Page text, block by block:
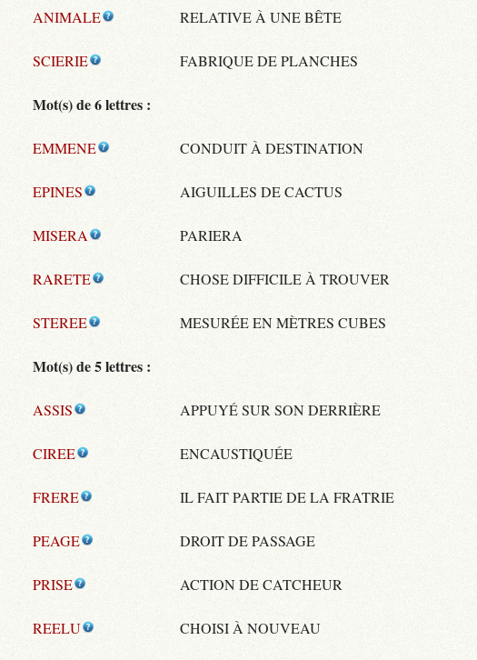
ANIMALE RELATIVE À UNE BÊTE
SCIERIE FABRIQUE DE PLANCHES
Mot(s) de 6 lettres :
EMMENE CONDUIT À DESTINATION
EPINES AIGUILLES DE CACTUS
MISERA PARIERA
RARETE CHOSE DIFFICILE À TROUVER
STEREE MESURÉE EN MÈTRES CUBES
Mot(s) de 5 lettres :
ASSIS APPUYÉ SUR SON DERRIÈRE
CIREE ENCAUSTIQUÉE
FRERE IL FAIT PARTIE DE LA FRATRIE
PEAGE DROIT DE PASSAGE
PRISE ACTION DE CATCHEUR
REELU CHOISI À NOUVEAU